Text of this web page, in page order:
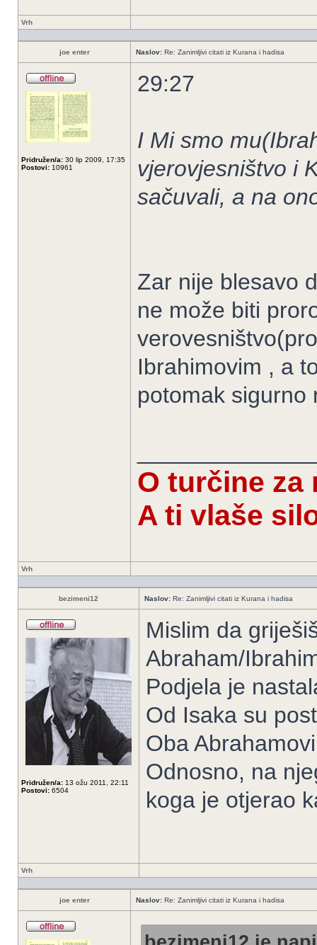
Vrh
joe enter Naslov: Re: Zanimljivi citati iz Kurana i hadisa
Pridružen/a: 30 lip 2009, 17:35
Postovi: 10961
29:27
I Mi smo
vjerovjesništvo i
sačuvali, a na
Zar nije blesavo
ne može biti
Ibrahimovim , a
potomak sigurno
O turčine za
A ti vlaše
Vrh
bezimeni12 Naslov: Re: Zanimljivi citati iz Kurana i hadisa
Pridružen/a: 13 ožu 2011, 22:11
Postovi: 6504
Mislim da
Abraham/
Podjela je
Od Isaka su
Oba
Odnosno, na
koga je otjerao
Vrh
joe enter Naslov: Re: Zanimljivi citati iz Kurana i hadisa